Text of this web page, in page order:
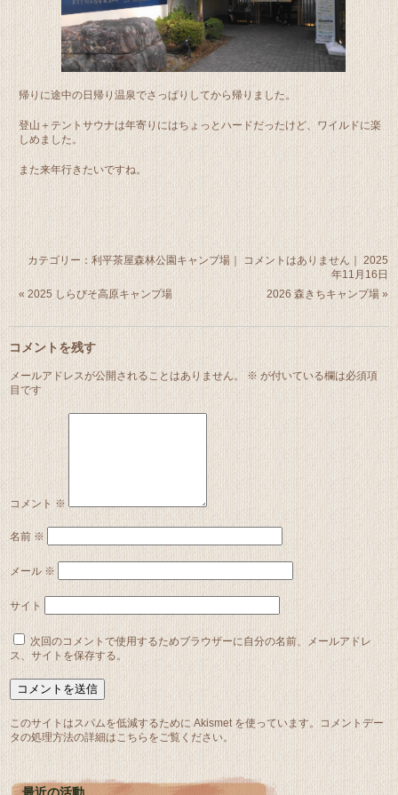
帰りに途中の日帰り温泉でさっぱりしてから帰りました。
登山＋テントサウナは年寄りにはちょっとハードだったけど、ワイルドに楽
しめました。
また来年行きたいですね。
カテゴリー： 利平茶屋森林公園キャンプ場｜ コメントはありません ｜ 2025
年11月16日
«2025 しらびそ高原キャンプ場 2026 森きちキャンプ場»
コメントを残す
メールアドレスが公開されることはありません。 ※ が付いている欄は必須項
目です
コメント ※
名前 ※
メール ※
サイト
次回のコメントで使用するためブラウザーに自分の名前、メールアドレ
ス、サイトを保存する。
このサイトはスパムを低減するために Akismet を使っています。 コメントデー
タの処理方法の詳細はこちらをご覧ください。